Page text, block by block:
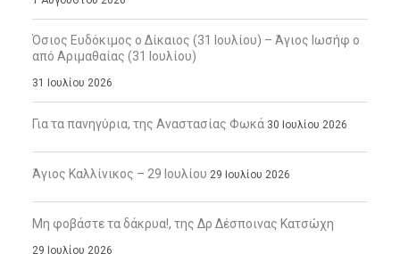
Όσιος Ευδόκιμος ο Δίκαιος (31 Ιουλίου) – Άγιος Ιωσήφ ο
από Αριμαθαίας (31 Ιουλίου)
31 Ιουλίου 2026
Για τα πανηγύρια, της Αναστασίας Φωκά 30 Ιουλίου 2026
Άγιος Καλλίνικος – 29 Ιουλίου 29 Ιουλίου 2026
Μη φοβάστε τα δάκρυα!, της Δρ Δέσποινας Κατσώχη
29 Ιουλίου 2026